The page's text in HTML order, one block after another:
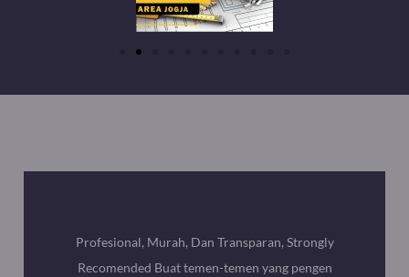
Profesional, Murah, Dan Transparan, Strongly
Recomended Buat temen-temen yang pengen